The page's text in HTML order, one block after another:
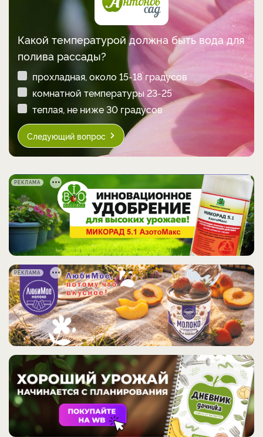
Какой температурой должна быть вода для
полива рассады?
прохладная, около 15-18 градусов
комнатной температуры 23-25
теплая, не ниже 30 градусов
Следующий вопрос
РЕКЛАМА
РЕКЛАМА